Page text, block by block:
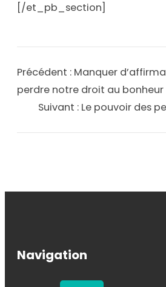
[/et_pb_section]
Précédent : Manquer
perdre notre droit au bonheur
Suivant : Le pouvoir des
Navigation